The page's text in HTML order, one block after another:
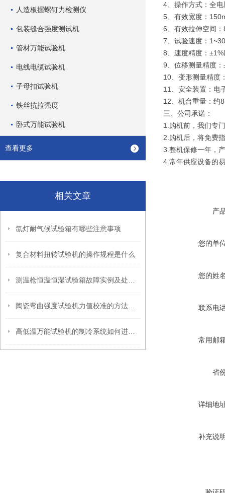
人造板握螺钉力检测仪
包装缝合强度测试机
管材万能试验机
电线电缆试验机
子母扣试验机
铁丝抗拉强度
卧式万能试验机
查看更多
相关文章
氙灯耐气候试验箱有哪些注意事项
复合材料扭转试验机的操作规程是什么
4、操作方式：全
5、有效宽度
6、有效拉伸空间
7、试验速度：
8、速度精度：
9、位移测量精度
10、变形测量精度
11、安全装置：电
12、机台重量：约
三、公司承诺：
1.购机前，我们专
2.购机后，将免费
3.整机保修一年，
4.常年供应设备的
产
您的单
您的姓
联系电
常用邮
省
详细地
补充说